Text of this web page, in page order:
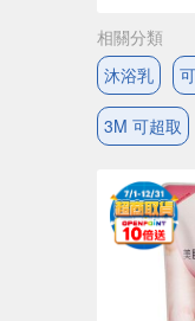
相關分類
沐浴乳
3M 可超取